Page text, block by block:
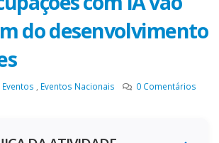
do desenvolvimento
Eventos Eventos Nacionais 0 Comentários